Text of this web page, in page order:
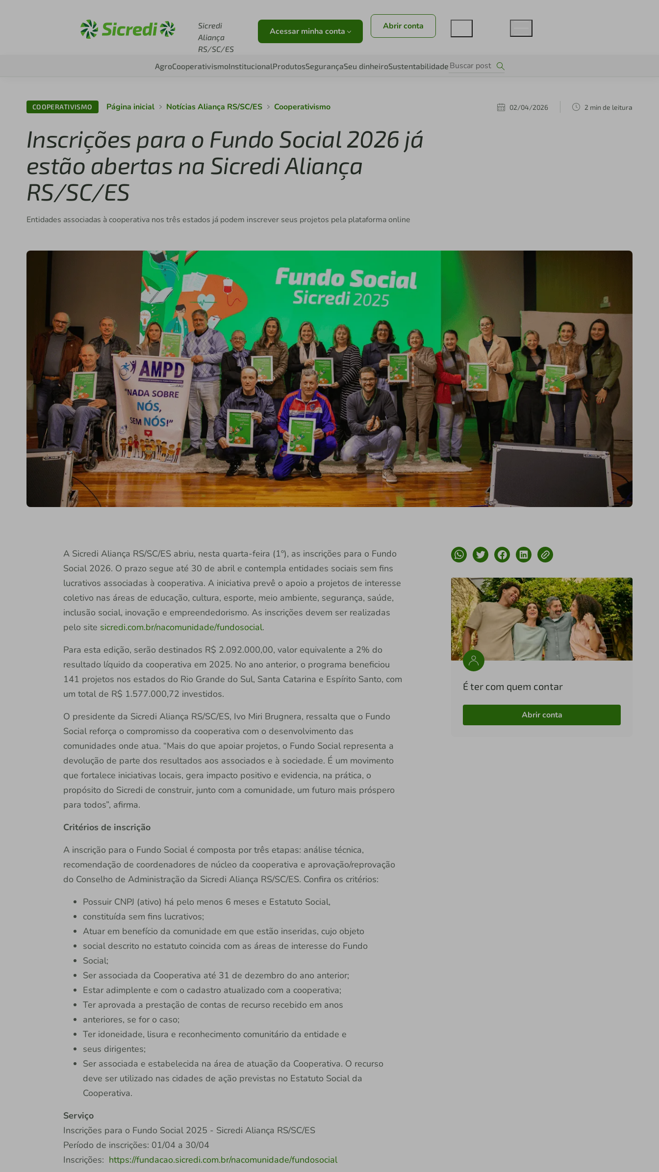
Sicredi
Aliança
RS/SC/ES
Acessar minha conta Abrir conta
AgroCooperativismoInstitucionalProdutosSegurançaSeu dinheiroSustentabilidade
COOPERATIVISMO Página inicial Notícias Aliança RS/SC/ES Cooperativismo 02/04/2026 2 min de leitura
Inscrições para o Fundo Social 2026 já
estão abertas na Sicredi Aliança
RS/SC/ES
Entidades associadas à cooperativa nos três estados já podem inscrever seus projetos pela plataforma online
A Sicredi Aliança RS/SC/ES abriu, nesta quarta-feira (1º), as inscrições para o Fundo
Social 2026. O prazo segue até 30 de abril e contempla entidades sociais sem fins
lucrativos associadas à cooperativa. A iniciativa prevê o apoio a projetos de interesse
coletivo nas áreas de educação, cultura, esporte, meio ambiente, segurança, saúde,
inclusão social, inovação e empreendedorismo. As inscrições devem ser realizadas
pelo site sicredi.com.br/nacomunidade/fundosocial.
Para esta edição, serão destinados R$ 2.092.000,00, valor equivalente a 2% do
resultado líquido da cooperativa em 2025. No ano anterior, o programa beneficiou
141 projetos nos estados do Rio Grande do Sul, Santa Catarina e Espírito Santo, com
um total de R$ 1.577.000,72 investidos.
O presidente da Sicredi Aliança RS/SC/ES, Ivo Miri Brugnera, ressalta que o Fundo
Social reforça o compromisso da cooperativa com o desenvolvimento das
comunidades onde atua. “Mais do que apoiar projetos, o Fundo Social representa a
devolução de parte dos resultados aos associados e à sociedade. É um movimento
que fortalece iniciativas locais, gera impacto positivo e evidencia, na prática, o
propósito do Sicredi de construir, junto com a comunidade, um futuro mais próspero
para todos”, afirma.
Critérios de inscrição
A inscrição para o Fundo Social é composta por três etapas: análise técnica,
recomendação de coordenadores de núcleo da cooperativa e aprovação/reprovação
do Conselho de Administração da Sicredi Aliança RS/SC/ES. Confira os critérios:
Possuir CNPJ (ativo) há pelo menos 6 meses e Estatuto Social,
constituída sem fins lucrativos;
Atuar em benefício da comunidade em que estão inseridas, cujo objeto
social descrito no estatuto coincida com as áreas de interesse do Fundo
Social;
Ser associada da Cooperativa até 31 de dezembro do ano anterior;
Estar adimplente e com o cadastro atualizado com a cooperativa;
Ter aprovada a prestação de contas de recurso recebido em anos
anteriores, se for o caso;
Ter idoneidade, lisura e reconhecimento comunitário da entidade e
seus dirigentes;
Ser associada e estabelecida na área de atuação da Cooperativa. O recurso
deve ser utilizado nas cidades de ação previstas no Estatuto Social da
Cooperativa.
Serviço
Inscrições para o Fundo Social 2025 - Sicredi Aliança RS/SC/ES
Período de inscrições: 01/04 a 30/04
Inscrições: https://fundacao.sicredi.com.br/nacomunidade/fundosocial
É ter com quem contar
Abrir conta